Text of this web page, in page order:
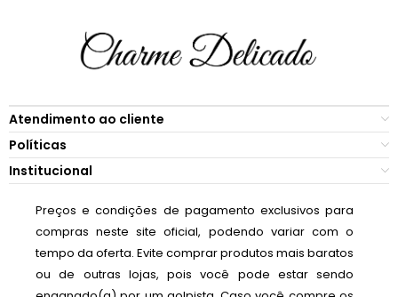
Atendimento ao cliente
Políticas
Institucional
Preços e condições de pagamento exclusivos para
compras neste site oficial, podendo variar com o
tempo da oferta. Evite comprar produtos mais baratos
ou de outras lojas, pois você pode estar sendo